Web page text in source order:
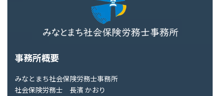
事務所概要
みなとまち社会保険労務士事務所
社会保険労務士 長濱 かおり